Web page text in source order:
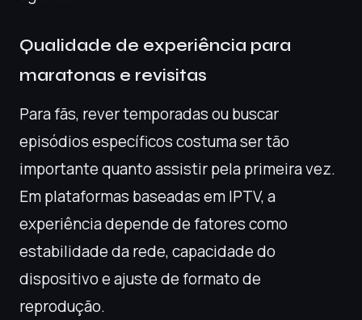
Qualidade de experiência para
maratonas e revisitas
Para fãs, rever temporadas ou buscar
episódios específicos costuma ser tão
importante quanto assistir pela primeira vez.
Em plataformas baseadas em IPTV, a
experiência depende de fatores como
estabilidade da rede, capacidade do
dispositivo e ajuste de formato de
reprodução.